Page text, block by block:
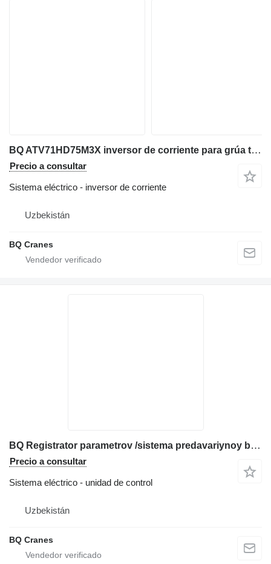
BQ ATV71HD75M3X inversor de corriente para grúa torre
Precio a consultar
Sistema eléctrico - inversor de corriente
Uzbekistán
BQ Cranes
BQ Registrator parametrov /sistema predavariynoy bezopasnosti unidad de control para grúa torre
Precio a consultar
Sistema eléctrico - unidad de control
Uzbekistán
BQ Cranes